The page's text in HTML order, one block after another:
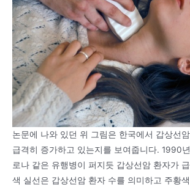
논문에 나와 있던 위 그림은 한국에서 갑상선
급격히 증가하고 있는지를 보여줍니다. 1990
로나 같은 유행병이 퍼지듯 갑상선암 환자가
색 실선은 갑상선암 환자 수를 의미하고 주황